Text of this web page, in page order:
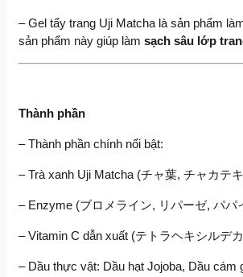
– Gel tẩy trang Uji Matcha là sản phẩm
sản phẩm này giúp làm sạch sâu lớp
Thành phần
– Thành phần chính nổi bật:
– Trà xanh Uji Matcha (チャ葉, チャカテ
– Enzyme (ブロメライン, リパーゼ, パパ
– Vitamin C dẫn xuất (テトラヘキシルデ
– Dầu thực vật: Dầu hạt Jojoba, Dầu